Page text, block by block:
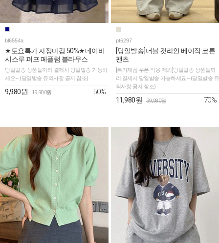
bl6554a
★토요특가 자정마감 50%★네이비
시스루 퍼프 페플럼 블라우스
당일발송 상품들끼리 결제시 당일발송 가능하
세요~ (당일발송 유의사항 공지 참조)
9,980원 19,980원 50%
pt6297
[당일발송]더블 컷라인 베이직 코튼
팬츠
[특가제품 쿠폰 적용 제외]당일발송 상품들끼
리 결제시 당일발송 가능하세요~ (당일발송 유
의사항 공지 참조)
11,980원 39,980원 70%